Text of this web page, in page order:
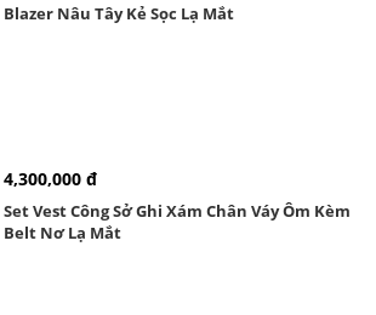
Blazer Nâu Tây Kẻ Sọc Lạ Mắt
4,300,000 đ
Set Vest Công Sở Ghi Xám Chân Váy Ôm Kèm
Belt Nơ Lạ Mắt